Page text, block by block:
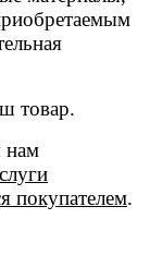
товар.
нам
покупателем.